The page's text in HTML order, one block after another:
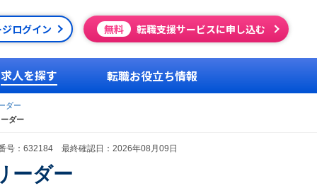
ログイン 無料 転職支援サービスに申し込む
求人を探す 転職お役立ち情報
ダー
ダー
号：632184 最終確認日：2026年08月09日
ーダー